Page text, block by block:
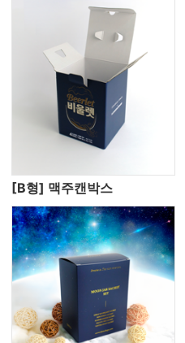
[B형] 맥주캔박스